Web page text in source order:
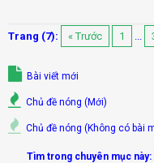
Trang (7): « Trước 1 ...
Bài viết mới
Chủ đề nóng (Mới)
Chủ đề nóng (Không có bài
Tìm trong chuyên mục này: